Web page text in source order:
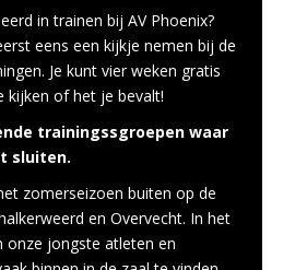
in trainen bij AV Phoenix?
eens een kijkje nemen bij de
Je kunt vier weken gratis
kijken of het je bevalt!
trainingssgroepen waar
sluiten.
zomerseizoen buiten op de
en Overvecht. In het
onze jongste atleten en